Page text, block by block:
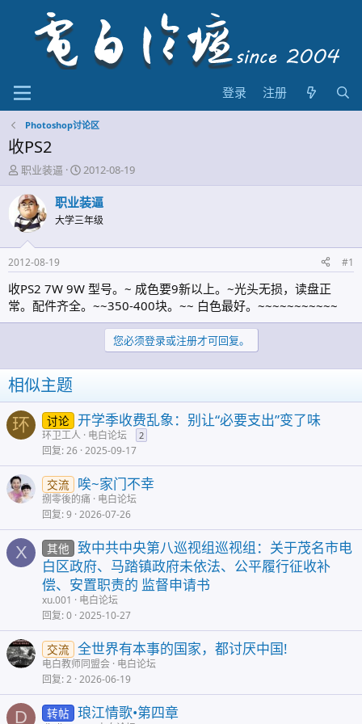
登录 注册
Photoshop讨论区
收PS2
主
题
发
起
人
职业装逼
开
始
时
间
2012-08-19
职业装逼
大学三年级
2012-08-19 #1
收PS2 7W 9W 型号。~ 成色要9新以上。~光头无损，读盘正
常。配件齐全。~~350-400块。~~ 白色最好。~~~~~~~~~~~
您必须登录或注册才可回复。
相似主题
环 讨论 开学季收费乱象：别让“必要支出”变了味
环卫工人 电白论坛 2
回复 26 2025-09-17
交流 唉~家门不幸
捌零後的痛 电白论坛
回复 9 2026-07-26
X 其他 致中共中央第八巡视组巡视组：关于茂名市电
白区政府、马踏镇政府未依法、公平履行征收补
偿、安置职责的 监督申请书
xu.001
电白论坛
回复 0 2025-10-27
交流 全世界有本事的国家，都讨厌中国!
电白教师同盟会 电白论坛
回复 2 2026-06-19
D 转帖 琅江情歌•第四章